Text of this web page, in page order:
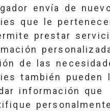
envía de
que le
prestar
de las
también pueden
información que